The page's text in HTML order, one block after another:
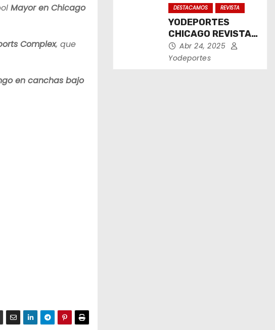
Mayor en Chicago
Complex, que
en canchas bajo
DESTACAMOS REVISTA
YODEPORTES
CHICAGO REVISTA
IMPRESA ABRIL
2025
Abr 24, 2025
Yodeportes